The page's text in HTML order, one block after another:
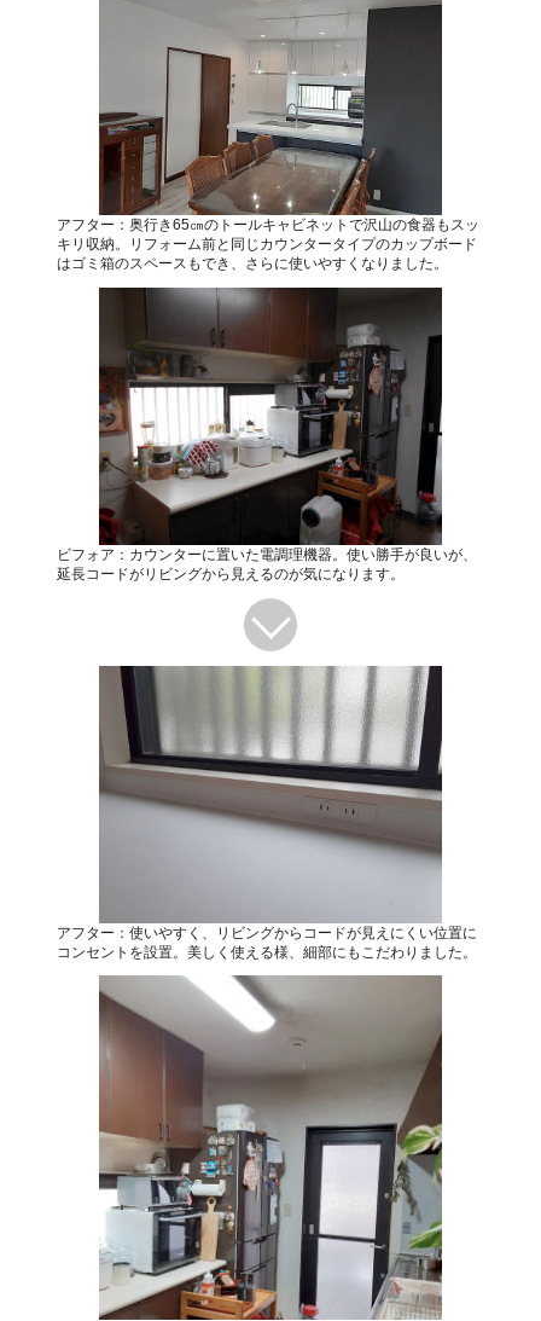
アフター：奥行き65㎝のトールキャビネットで沢山の食器もスッ
キリ収納。リフォーム前と同じカウンタータイプのカップボード
はゴミ箱のスペースもでき、さらに使いやすくなりました。
ビフォア：カウンターに置いた電調理機器。使い勝手が良いが、
延長コードがリビングから見えるのが気になります。
アフター：使いやすく、リビングからコードが見えにくい位置に
コンセントを設置。美しく使える様、細部にもこだわりました。